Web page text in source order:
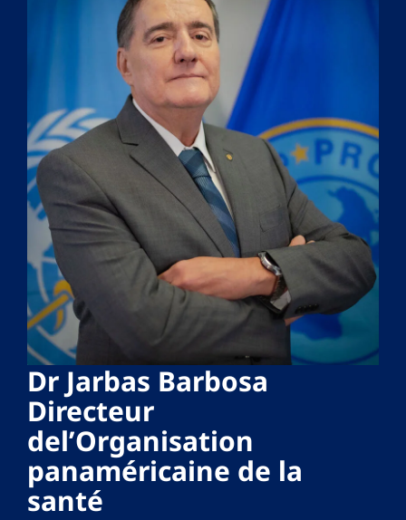
Dr Jarbas Barbosa
Directeur
del’Organisation
panaméricaine de la
santé